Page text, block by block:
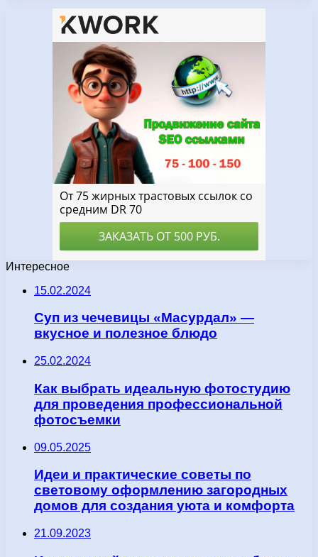
Интересное
15.02.2024
Суп из чечевицы «Масурдал» —
вкусное и полезное блюдо
25.02.2024
Как выбрать идеальную фотостудию
для проведения профессиональной
фотосъемки
09.05.2025
Идеи и практические советы по
световому оформлению загородных
домов для создания уюта и комфорта
21.09.2023